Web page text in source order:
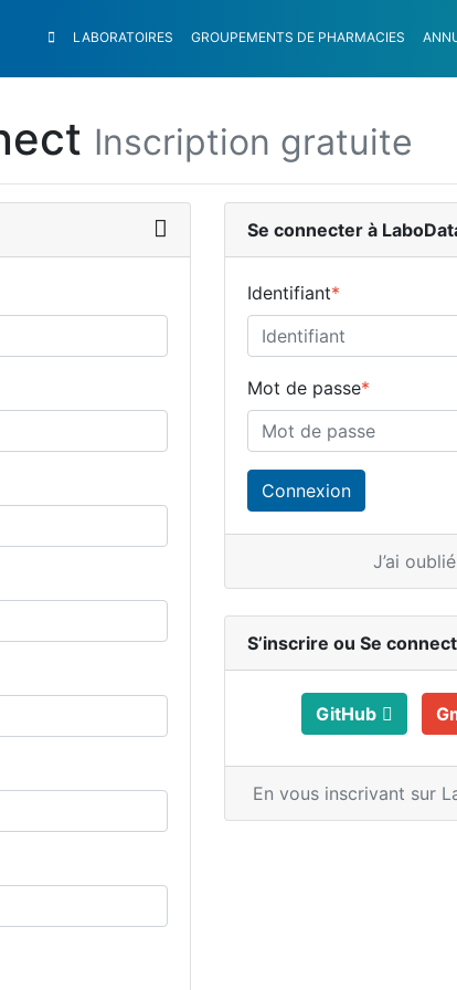
LABORATOIRES GROUPEMENTS DE PHARMACIES
Inscription gratuite
Se connecter à
Identifiant*
Mot de passe*
J’ai
S’inscrire ou Se
GitHub
En vous inscrivant sur